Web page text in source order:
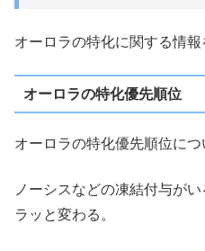
オーロラの特化に関する情報
オーロラの特化優先順位
オーロラの特化優先順位につ
ノーシスなどの凍結付与が
ラッと変わる。